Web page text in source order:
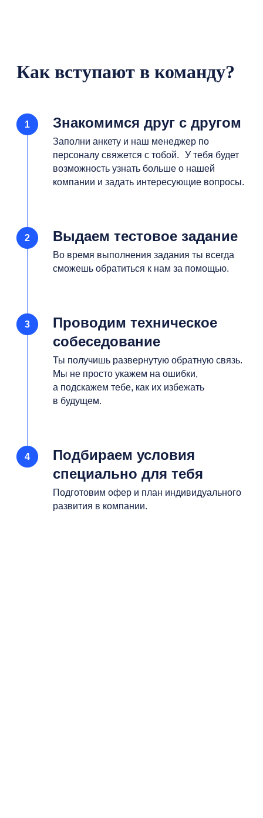
Как вступают в команду?
Знакомимся друг с другом
Заполни анкету и наш менеджер по
персоналу свяжется с тобой. У тебя будет
возможность узнать больше о нашей
компании и задать интересующие вопросы.
Выдаем тестовое задание
Во время выполнения задания ты всегда
сможешь обратиться к нам за помощью.
Проводим техническое
собеседование
Ты получишь развернутую обратную связь.
Мы не просто укажем на ошибки,
а подскажем тебе, как их избежать
в будущем.
Подбираем условия
специально для тебя
Подготовим офер и план индивидуального
развития в компании.